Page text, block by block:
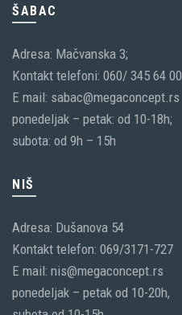
ŠABAC
Adresa: Mačvanska 3;
Kontakt telefoni: 060/ 345 64 00
E mail: sabac@megaconcept.rs
ponedeljak – petak: od 10-18h;
subota: od 9h – 15h
NIŠ
Adresa: Dušanova 54
Kontakt telefon: 069/3171-727
E mail: nis@megaconcept.rs
ponedeljak – petak od 10-20h,